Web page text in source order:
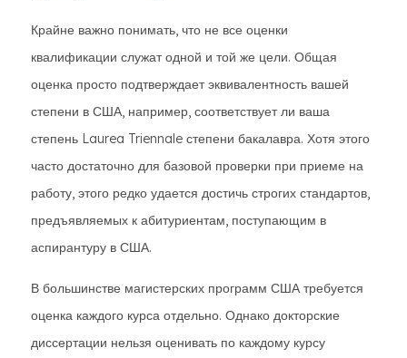
Крайне важно понимать, что не все оценки
квалификации служат одной и той же цели. Общая
оценка просто подтверждает эквивалентность вашей
степени в США, например, соответствует ли ваша
степень Laurea Triennale степени бакалавра. Хотя этого
часто достаточно для базовой проверки при приеме на
работу, этого редко удается достичь строгих стандартов,
предъявляемых к абитуриентам, поступающим в
аспирантуру в США.
В большинстве магистерских программ США требуется
оценка каждого курса отдельно. Однако докторские
диссертации нельзя оценивать по каждому курсу